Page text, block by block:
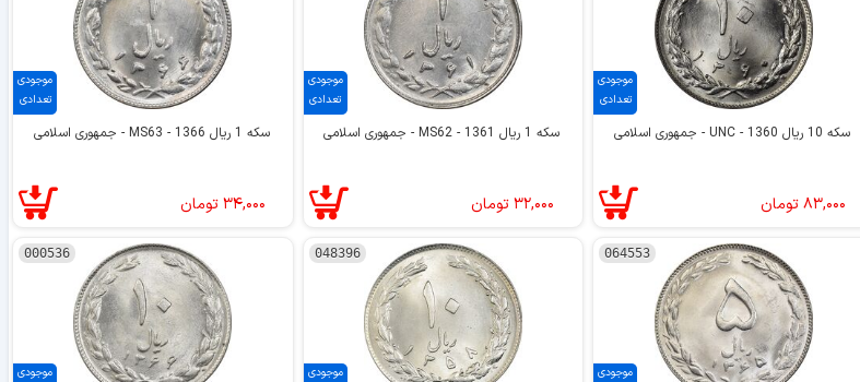
موجودی
تعدادی
سکه 10 ریال 1360 - UNC - جمهوری اسلامی
۸۳,۰۰۰تومان
موجودی
تعدادی
سکه 1 ریال 1361 - MS62 - جمهوری اسلامی
۳۲,۰۰۰ تومان
موجودی
تعدادی
سکه 1 ریال 1366 - MS63 - جمهوری اسلامی
۳۴,۰۰۰ تومان
موجودی
064553
موجودی
048396
موجودی
000536